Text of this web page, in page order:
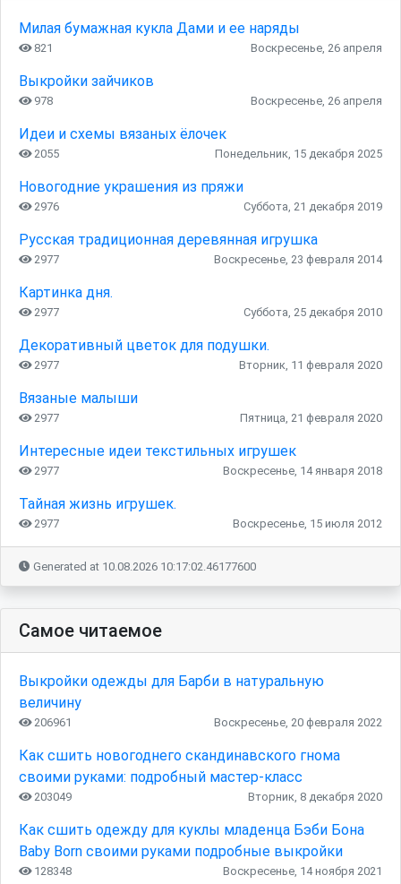
Милая бумажная кукла Дами и ее наряды
821 Воскресенье, 26 апреля
Выкройки зайчиков
978 Воскресенье, 26 апреля
Идеи и схемы вязаных ёлочек
2055 Понедельник, 15 декабря 2025
Новогодние украшения из пряжи
2976 Суббота, 21 декабря 2019
Русская традиционная деревянная игрушка
2977 Воскресенье, 23 февраля 2014
Картинка дня.
2977 Суббота, 25 декабря 2010
Декоративный цветок для подушки.
2977 Вторник, 11 февраля 2020
Вязаные малыши
2977 Пятница, 21 февраля 2020
Интересные идеи текстильных игрушек
2977 Воскресенье, 14 января 2018
Тайная жизнь игрушек.
2977 Воскресенье, 15 июля 2012
Generated at 10.08.2026 10:17:02.46177600
Самое читаемое
Выкройки одежды для Барби в натуральную
величину
206961 Воскресенье, 20 февраля 2022
Как сшить новогоднего скандинавского гнома
своими руками: подробный мастер-класс
203049 Вторник, 8 декабря 2020
Как сшить одежду для куклы младенца Бэби Бона
Baby Born своими руками подробные выкройки
128348 Воскресенье, 14 ноября 2021